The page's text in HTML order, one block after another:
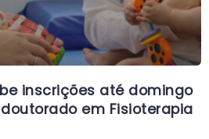
inscrições até domingo
em Fisioterapia